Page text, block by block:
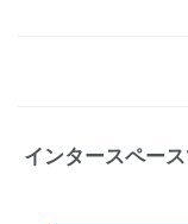
インタースペー